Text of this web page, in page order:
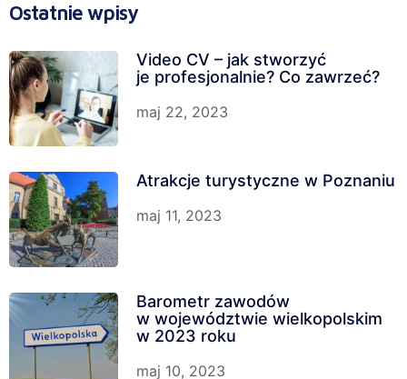
Ostatnie wpisy
Video CV – jak stworzyć
je profesjonalnie? Co zawrzeć?
maj 22, 2023
Atrakcje turystyczne w Poznaniu
maj 11, 2023
Barometr zawodów
w województwie wielkopolskim
w 2023 roku
maj 10, 2023